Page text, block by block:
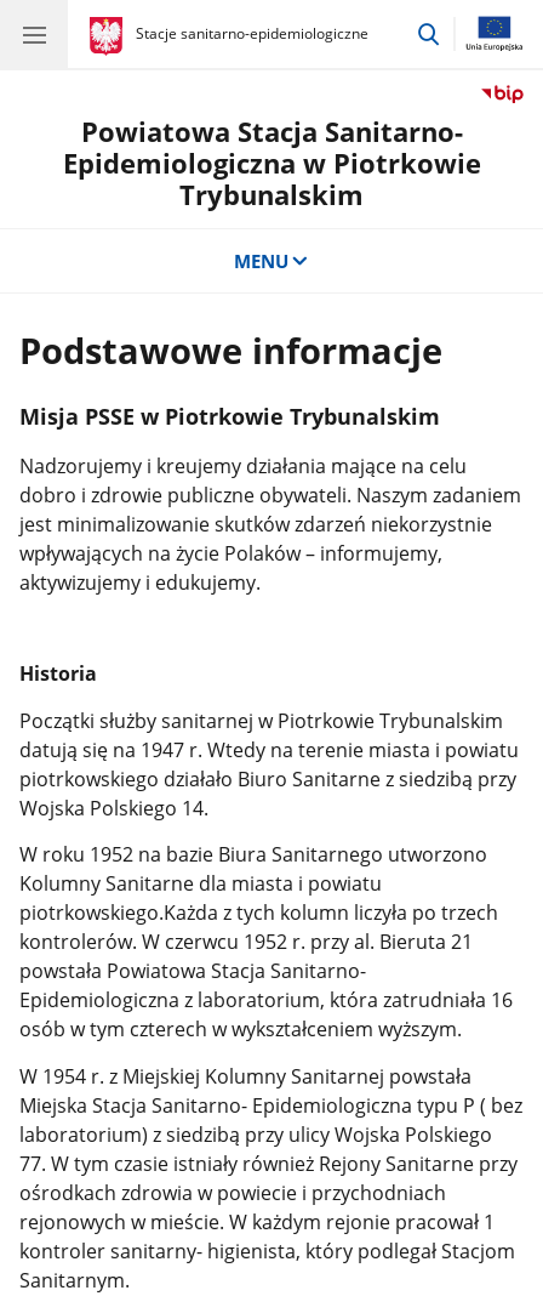
gov.pl
Stacje sanitarno-epidemiologiczne
gov.pl
Stacje
przejdź
Powiatowa Stacja Sanitarno-
Epidemiologiczna w Piotrkowie
Trybunalskim
MENU
Podstawowe informacje
Misja PSSE w Piotrkowie Trybunalskim
Nadzorujemy i kreujemy działania mające na celu
dobro i zdrowie publiczne obywateli. Naszym zadaniem
jest minimalizowanie skutków zdarzeń niekorzystnie
wpływających na życie Polaków – informujemy,
aktywizujemy i edukujemy.
Historia
Początki służby sanitarnej w Piotrkowie Trybunalskim
datują się na 1947 r. Wtedy na terenie miasta i powiatu
piotrkowskiego działało Biuro Sanitarne z siedzibą przy
Wojska Polskiego 14.
W roku 1952 na bazie Biura Sanitarnego utworzono
Kolumny Sanitarne dla miasta i powiatu
piotrkowskiego.Każda z tych kolumn liczyła po trzech
kontrolerów. W czerwcu 1952 r. przy al. Bieruta 21
powstała Powiatowa Stacja Sanitarno-
Epidemiologiczna z laboratorium, która zatrudniała 16
osób w tym czterech w wykształceniem wyższym.
W 1954 r. z Miejskiej Kolumny Sanitarnej powstała
Miejska Stacja Sanitarno- Epidemiologiczna typu P ( bez
laboratorium) z siedzibą przy ulicy Wojska Polskiego
77. W tym czasie istniały również Rejony Sanitarne przy
ośrodkach zdrowia w powiecie i przychodniach
rejonowych w mieście. W każdym rejonie pracował 1
kontroler sanitarny- higienista, który podlegał Stacjom
Sanitarnym.